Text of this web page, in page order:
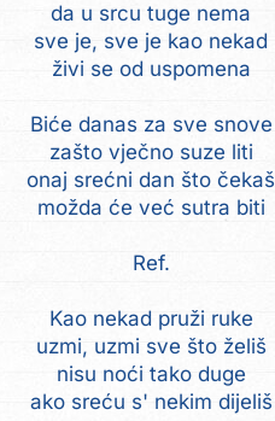
da u srcu tuge nema
sve je, sve je kao nekad
živi se od uspomena
Biće danas za sve snove
zašto vječno suze liti
onaj srećni dan što čekaš
možda će već sutra biti
Ref.
Kao nekad pruži ruke
uzmi, uzmi sve što želiš
nisu noći tako duge
ako sreću s' nekim dijeliš